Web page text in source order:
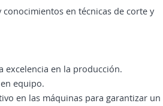
en técnicas de corte y
excelencia en la producción.
equipo.
en las máquinas para garantizar un